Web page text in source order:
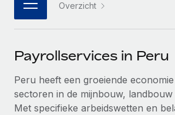
Integraties
DIENSTEN
Vraag een expert
Krijg hulp van global HR- en
Strategische
Een partner worden
Remote Build
Integraties en advies over AI-
Webinars
Newsroom
Inzicht in salaris en talent
Inzichtencentrum
한국어
Overzicht
Payrollservices in Peru
Peru heeft een groeiende
sectoren in de mijnbouw,
Met specifieke arbeidswetten en